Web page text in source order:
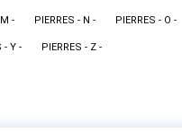
- PIERRES - N - PIERRES - O -
- Y - PIERRES - Z -